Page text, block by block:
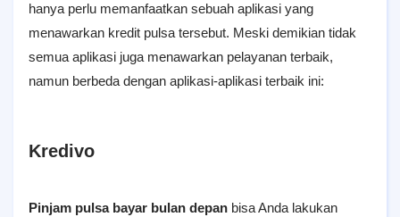
hanya perlu memanfaatkan sebuah aplikasi yang
menawarkan kredit pulsa tersebut. Meski demikian tidak
semua aplikasi juga menawarkan pelayanan terbaik,
namun berbeda dengan aplikasi-aplikasi terbaik ini:
Kredivo
Pinjam pulsa bayar bulan depan bisa Anda lakukan